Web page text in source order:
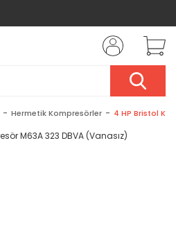
Hermetik Kompresörler 4 HP Bristol